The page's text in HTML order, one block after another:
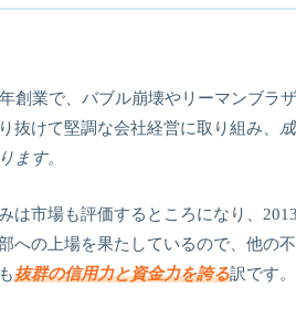
創業で、バブル崩壊やリーマンブラ
抜けて堅調な会社経営に取り組み、
ます。
は市場も評価するところになり、
への上場を果たしているので、他の
抜群の信用力と資金力を誇る訳です。